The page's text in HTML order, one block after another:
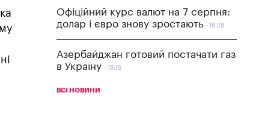
Офіційний курс валют на 7 серпня:
долар і євро знову зростають
18:28
Азербайджан готовий постачати газ
в Україну
18:15
ВСІ НОВИНИ